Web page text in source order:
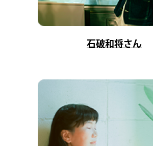
石破和将さん